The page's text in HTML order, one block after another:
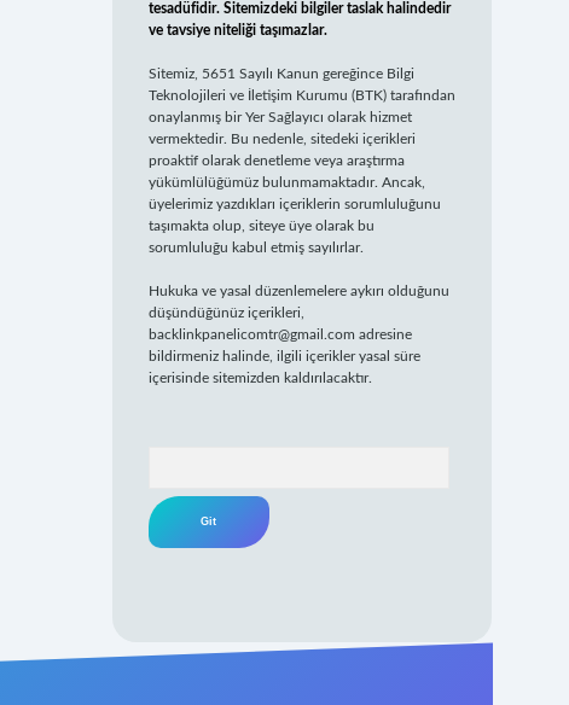
tesadüfidir. Sitemizdeki bilgiler taslak halindedir
ve tavsiye niteliği taşımazlar.
Sitemiz, 5651 Sayılı Kanun gereğince Bilgi
Teknolojileri ve İletişim Kurumu (BTK) tarafından
onaylanmış bir Yer Sağlayıcı olarak hizmet
vermektedir. Bu nedenle, sitedeki içerikleri
proaktif olarak denetleme veya araştırma
yükümlülüğümüz bulunmamaktadır. Ancak,
üyelerimiz yazdıkları içeriklerin sorumluluğunu
taşımakta olup, siteye üye olarak bu
sorumluluğu kabul etmiş sayılırlar.
Hukuka ve yasal düzenlemelere aykırı olduğunu
düşündüğünüz içerikleri,
backlinkpanelicomtr@gmail.com adresine
bildirmeniz halinde, ilgili içerikler yasal süre
içerisinde sitemizden kaldırılacaktır.